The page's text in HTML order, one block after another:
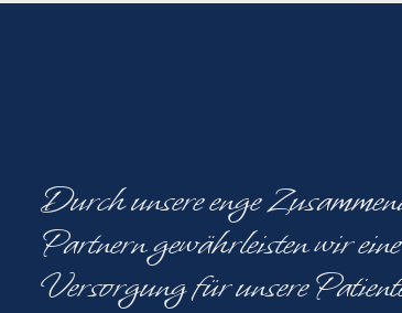
Durch unsere enge
Partnern gewährleisten wir
Versorgung für unsere